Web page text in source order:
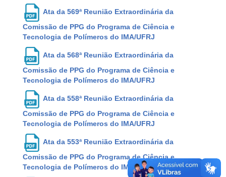
Ata da 569ª Reunião Extraordinária da
Comissão de PPG do Programa de Ciência e
Tecnologia de Polímeros do IMA/UFRJ
Ata da 568ª Reunião Extraordinária da
Comissão de PPG do Programa de Ciência e
Tecnologia de Polímeros do IMA/UFRJ
Ata da 558ª Reunião Extraordinária da
Comissão de PPG do Programa de Ciência e
Tecnologia de Polímeros do IMA/UFRJ
Ata da 553ª Reunião Extraordinária da
Comissão de PPG do Programa de Ciência e
Tecnologia de Polímeros do IMA/UFRJ